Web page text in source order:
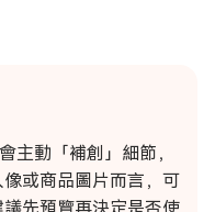
主動「補創」細節，
或商品圖片而言，可